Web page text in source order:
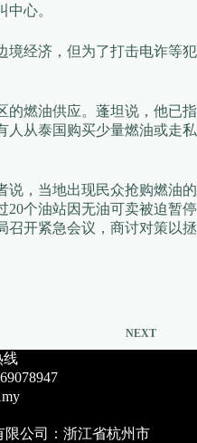
心。
境经济，但为了打击电诈等犯
的燃油供应。蓬坦说，他已指
人从泰国购买少量燃油或走私
说，当地出现民众抢购燃油的
20个油站因无油可卖被迫暂停
召开紧急会议，商讨对策以拯
NEXT
线
公司：浙江省杭州市